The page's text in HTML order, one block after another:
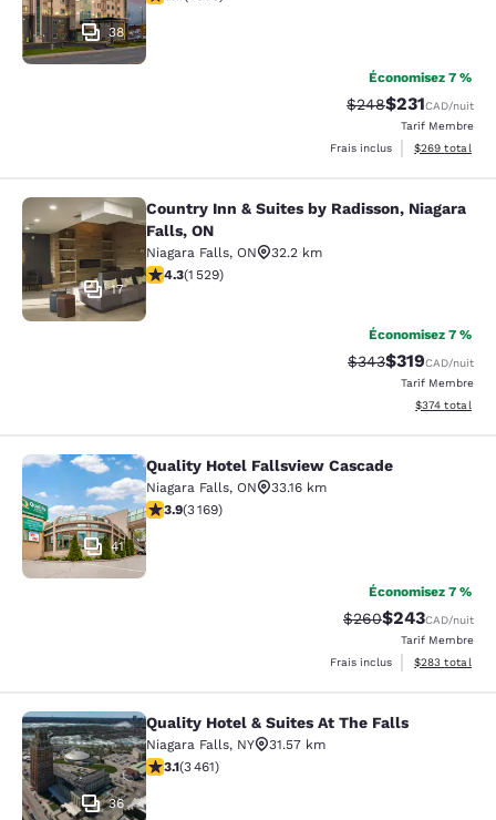
38
Économisez 7 %
Tarif barré :
$248Tarif réduit :
$231CAD/nuit
Tarif Membre
Frais inclus
Afficher les
$269 total
Country Inn & Suites by Radisson,
17
Country Inn & Suites by Radisson, Niagara
Falls, ON
Niagara Falls, ON
32.2 km
4.32 étoiles. Excellent. 1529 commentaires
4.3(1 529)
Économisez 7 %
Tarif barré :
$343Tarif réduit :
$319CAD/nuit
Tarif Membre
Afficher les
$374 total
Quality Hotel Fallsview Cascade
41
Quality Hotel Fallsview Cascade
Niagara Falls, ON
33.16 km
3.9 étoiles. Bien. 3169 commentaires
3.9(3 169)
Économisez 7 %
Tarif barré :
$260Tarif réduit :
$243CAD/nuit
Tarif Membre
Frais inclus
Afficher les
$283 total
Quality Hotel & Suites At The Falls
36
Quality Hotel & Suites At The Falls
Niagara Falls, NY
31.57 km
3.13 étoiles. Bien. 3461 commentaires
3.1(3 461)